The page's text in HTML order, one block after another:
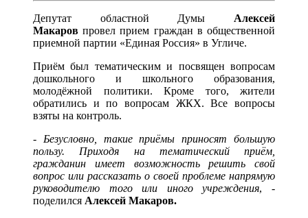
Депутат областной Думы Алексей
Макаров провел прием граждан в общественной
приемной партии «Единая Россия» в Угличе.
Приём был тематическим и посвящен вопросам
дошкольного и школьного образования,
молодёжной политики. Кроме того, жители
обратились и по вопросам ЖКХ. Все вопросы
взяты на контроль.
- Безусловно, такие приёмы приносят большую
пользу. Приходя на тематический приём,
гражданин имеет возможность решить свой
вопрос или рассказать о своей проблеме напрямую
руководителю того или иного учреждения, -
поделился Алексей Макаров.